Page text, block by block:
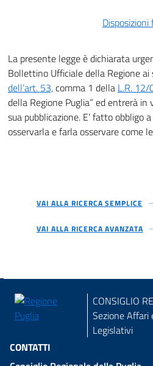
Disposizioni
La presente legge è dichiarata
Bollettino Ufficiale della Regione
dell’art. 53,comma 1 della L.R.
della Regione Puglia” ed entrerà
sua pubblicazione. E’ fatto obbligo
osservarla e farla osservare come
VAI ALLA RICERCA SEMPLICE
VAI ALLA RICERCA AVANZATA
CONSIGLIO
Sezione Affari
Legislativi
CONTATTI